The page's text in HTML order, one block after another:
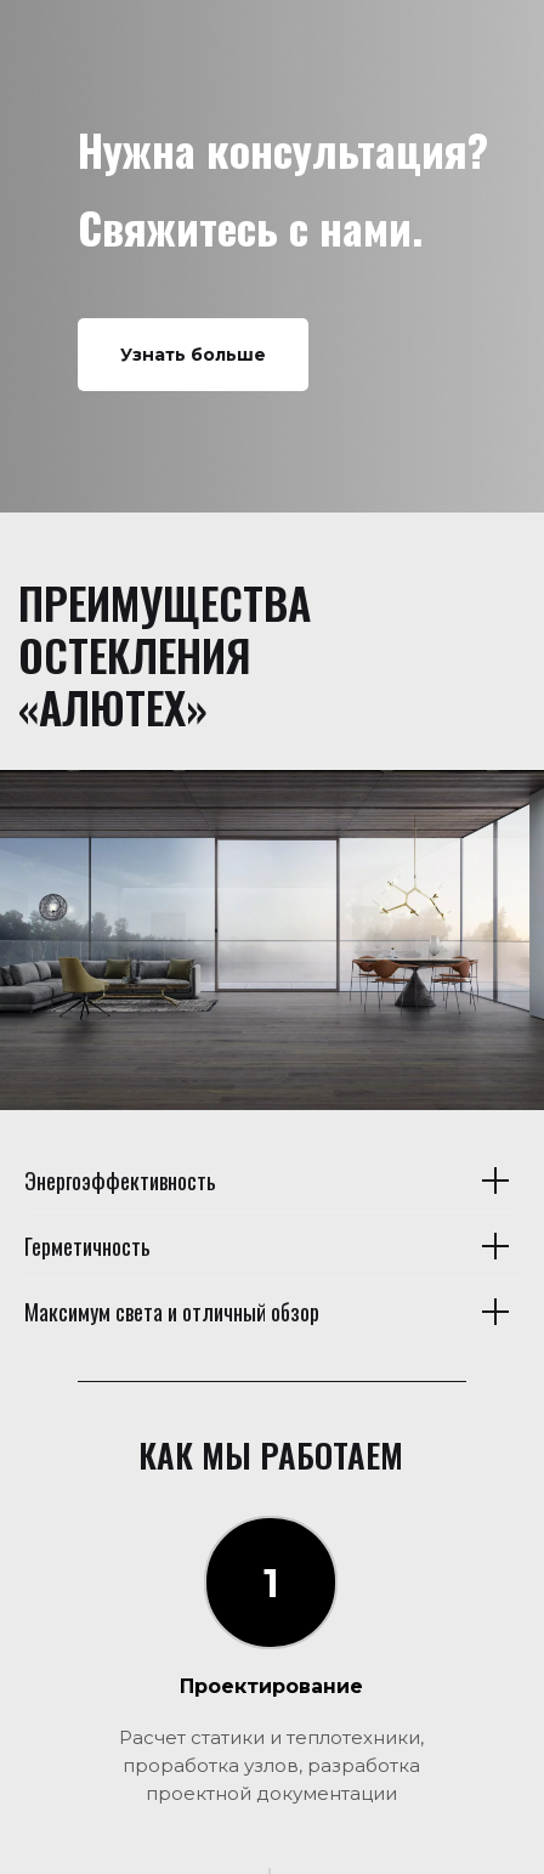
Нужна консультация?
Свяжитесь с нами.
Узнать больше
ПРЕИМУЩЕСТВА
ОСТЕКЛЕНИЯ
«АЛЮТЕХ»
Энергоэффективность
Герметичность
Максимум света и отличный обзор
1
Расчет статики и теплотехники,
проработка узлов, разработка
проектной документации
Проектирование
1
КАК МЫ РАБОТАЕМ